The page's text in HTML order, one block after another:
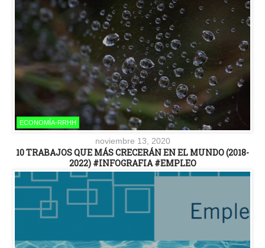
ECONOMÍA-RRHH
noviembre 13, 2020
10 TRABAJOS QUE MÁS CRECERÁN EN EL MUNDO (2018-
2022) #INFOGRAFIA #EMPLEO